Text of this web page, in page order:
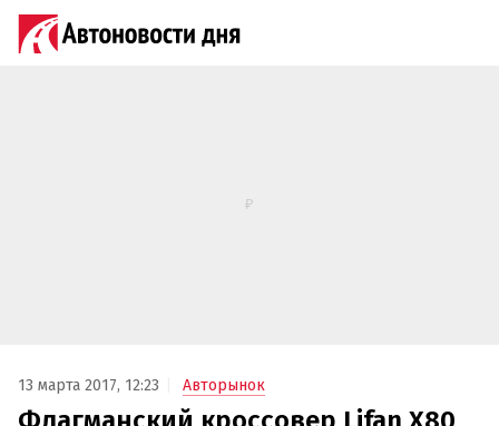
13 марта 2017, 12:23 Авторынок